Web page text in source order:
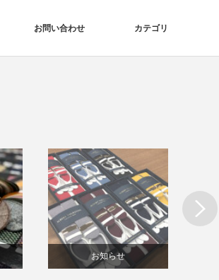
お問い合わせ カテゴリ
お知らせ
Next